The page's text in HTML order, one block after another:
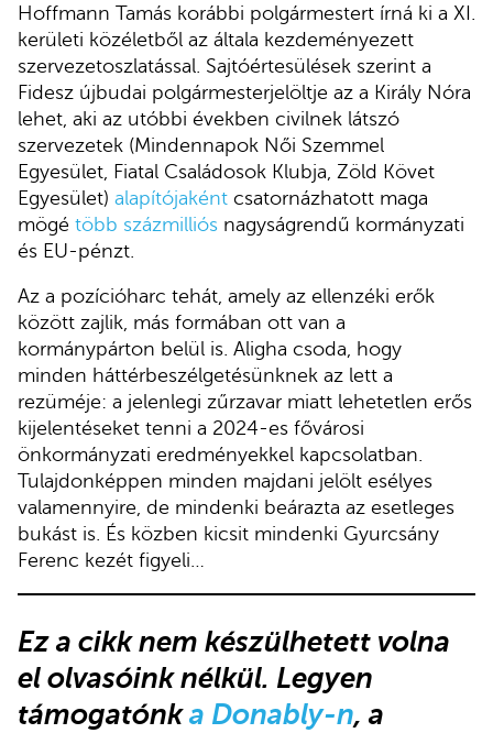
Hoffmann Tamás korábbi polgármestert írná ki a XI.
kerületi közéletből az általa kezdeményezett
szervezetoszlatással. Sajtóértesülések szerint a
Fidesz újbudai polgármesterjelöltje az a Király Nóra
lehet, aki az utóbbi években civilnek látszó
szervezetek (Mindennapok Női Szemmel
Egyesület, Fiatal Családosok Klubja, Zöld Követ
Egyesület) alapítójaként csatornázhatott maga
mögé több százmilliós nagyságrendű kormányzati
és EU-pénzt.
Az a pozícióharc tehát, amely az ellenzéki erők
között zajlik, más formában ott van a
kormánypárton belül is. Aligha csoda, hogy
minden háttérbeszélgetésünknek az lett a
rezüméje: a jelenlegi zűrzavar miatt lehetetlen erős
kijelentéseket tenni a 2024-es fővárosi
önkormányzati eredményekkel kapcsolatban.
Tulajdonképpen minden majdani jelölt esélyes
valamennyire, de mindenki beárazta az esetleges
bukást is. És közben kicsit mindenki Gyurcsány
Ferenc kezét figyeli…
Ez a cikknem készülhetett volna
el olvasóink nélkül. Legyen
támogatónka Donably-n, a